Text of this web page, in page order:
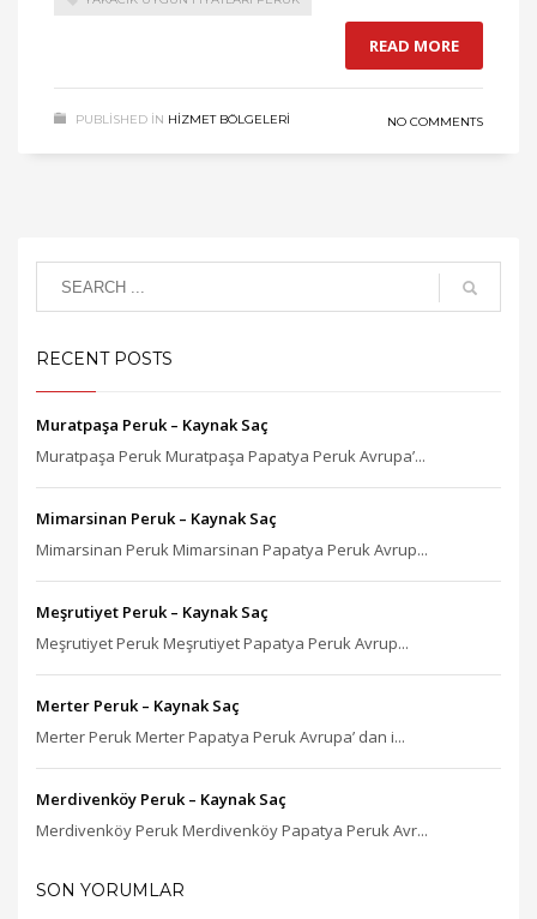
READ MORE
PUBLISHED IN HIZMET BÖLGELERI NO COMMENTS
RECENT POSTS
Muratpaşa Peruk – Kaynak Saç
Muratpaşa Peruk Muratpaşa Papatya Peruk Avrupa’...
Mimarsinan Peruk – Kaynak Saç
Mimarsinan Peruk Mimarsinan Papatya Peruk Avrup...
Meşrutiyet Peruk – Kaynak Saç
Meşrutiyet Peruk Meşrutiyet Papatya Peruk Avrup...
Merter Peruk – Kaynak Saç
Merter Peruk Merter Papatya Peruk Avrupa’ dan i...
Merdivenköy Peruk – Kaynak Saç
Merdivenköy Peruk Merdivenköy Papatya Peruk Avr...
SON YORUMLAR